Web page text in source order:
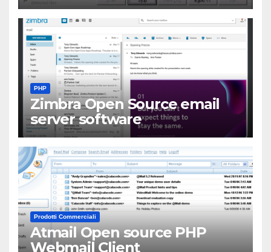
PHP
Zimbra Open Source email
server software
Prodotti Commerciali
Atmail Open source PHP
Webmail Client